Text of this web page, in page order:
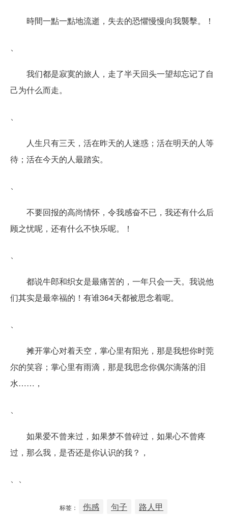
時間一點一點地流逝，失去的恐懼慢慢向我襲擊。！
我们都是寂寞的旅人，走了半天回头一望却忘记了自
己为什么而走。
人生只有三天，活在昨天的人迷惑；活在明天的人等
待；活在今天的人最踏实。
不要回报的高尚情怀，令我感奋不已，我还有什么后
顾之忧呢，还有什么不快乐呢。！
都说牛郎和织女是最痛苦的，一年只会一天。我说他
们其实是最幸福的！有谁364天都被思念着呢。
摊开掌心对着天空，掌心里有阳光，那是我想你时莞
尔的笑容；掌心里有雨滴，那是我思念你偶尔滴落的泪
水……，
如果爱不曾来过，如果梦不曾碎过，如果心不曾疼
过，那么我，是否还是你认识的我？，
标签： 伤感 句子 路人甲